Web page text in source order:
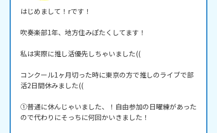
はじめまして！rです！
吹奏楽部1年、地方住みぽたくしてます！
私は実際に推し活優先しちゃいました((
コンクール1ヶ月切った時に東京の方で推しのライブで部
活2日間休みました((
①普通に休んじゃいました、！自由参加の日曜練があった
ので代わりにそっちに何回かいきました！